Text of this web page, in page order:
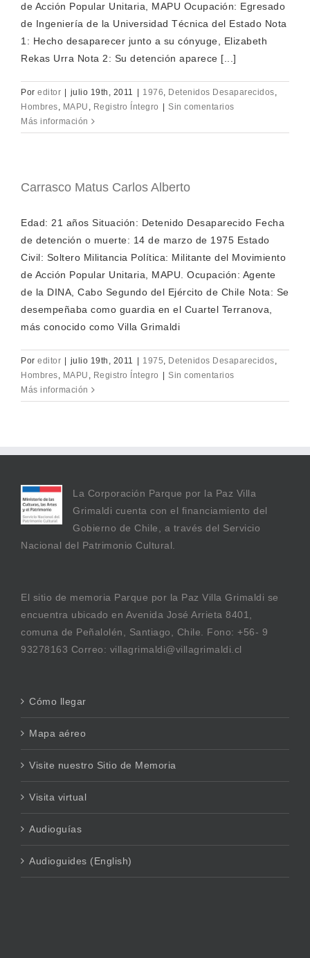
de Acción Popular Unitaria, MAPU Ocupación: Egresado
de Ingeniería de la Universidad Técnica del Estado Nota
1: Hecho desaparecer junto a su cónyuge, Elizabeth
Rekas Urra Nota 2: Su detención aparece [...]
Por editor julio 19th, 2011 1976, Detenidos Desaparecidos,
Hombres, MAPU , Registro Íntegro
Sin comentarios
Más información
Carrasco Matus Carlos Alberto
Edad: 21 años Situación: Detenido Desaparecido Fecha
de detención o muerte: 14 de marzo de 1975 Estado
Civil: Soltero Militancia Política: Militante del Movimiento
de Acción Popular Unitaria, MAPU. Ocupación: Agente
de la DINA, Cabo Segundo del Ejército de Chile Nota: Se
desempeñaba como guardia en el Cuartel Terranova,
más conocido como Villa Grimaldi
Por editor julio 19th, 2011 1975, Detenidos Desaparecidos,
Hombres, MAPU , Registro Íntegro
Sin comentarios
Más información
La Corporación Parque por la Paz Villa
Grimaldi cuenta con el financiamiento del
Gobierno de Chile, a través del Servicio
Nacional del Patrimonio Cultural.
El sitio de memoria Parque por la Paz Villa Grimaldi se
encuentra ubicado en Avenida José Arrieta 8401,
comuna de Peñalolén, Santiago, Chile. Fono: +56- 9
93278163 Correo: villagrimaldi@villagrimaldi.cl
Cómo llegar
Mapa aéreo
Visite nuestro Sitio de Memoria
Visita virtual
Audioguías
Audioguides (English)